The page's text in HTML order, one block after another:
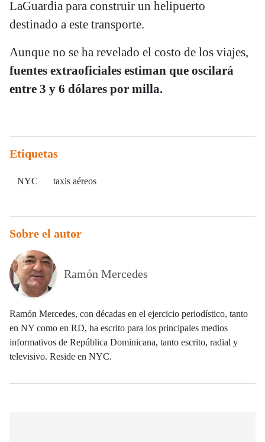
LaGuardia para construir un helipuerto
destinado a este transporte.
Aunque no se ha revelado el costo de los viajes,
fuentes extraoficiales estiman que oscilará
entre 3 y 6 dólares por milla.
Etiquetas
NYC taxis aéreos
Sobre el autor
Ramón Mercedes
Ramón Mercedes, con décadas en el ejercicio periodístico, tanto
en NY como en RD, ha escrito para los principales medios
informativos de República Dominicana, tanto escrito, radial y
televisivo. Reside en NYC.